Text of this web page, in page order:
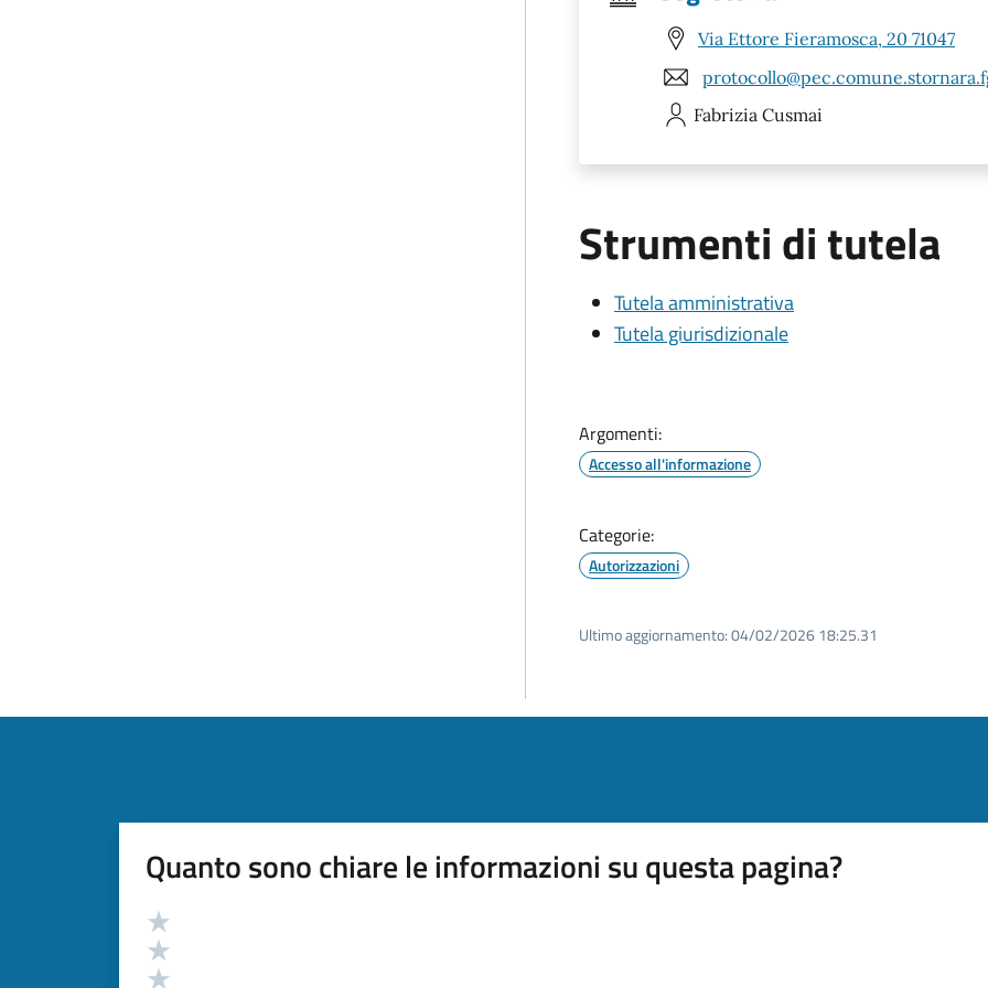
Via Ettore Fieramosca, 20 71047
Fabrizia Cusmai
Strumenti di tutela
Tutela amministrativa
Tutela giurisdizionale
Argomenti:
Accesso all'informazione
Categorie:
Autorizzazioni
Ultimo aggiornamento:04/02/2026 18:25.31
Quanto sono chiare le informazioni su questa pagina?
Valutazione